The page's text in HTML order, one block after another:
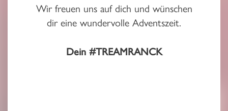
Wir freuen uns auf dich und wünschen
dir eine wundervolle Adventszeit.
Dein #TREAMRANCK